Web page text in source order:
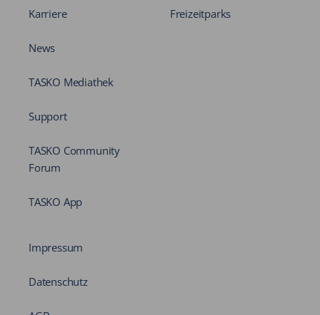
Karriere
News
TASKO Mediathek
Support
TASKO Community
Forum
TASKO App
Freizeitparks
Impressum
Datenschutz